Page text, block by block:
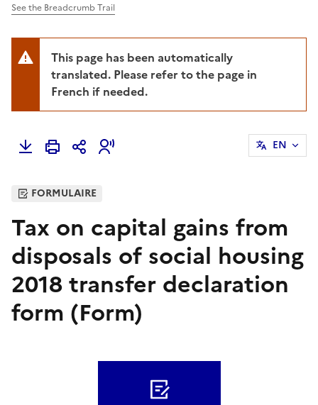
See the Breadcrumb Trail
This page has been automatically
translated. Please refer to the page in
French if needed.
EN
FORMULAIRE
Tax on capital gains from
disposals of social housing
2018 transfer declaration
form (Form)